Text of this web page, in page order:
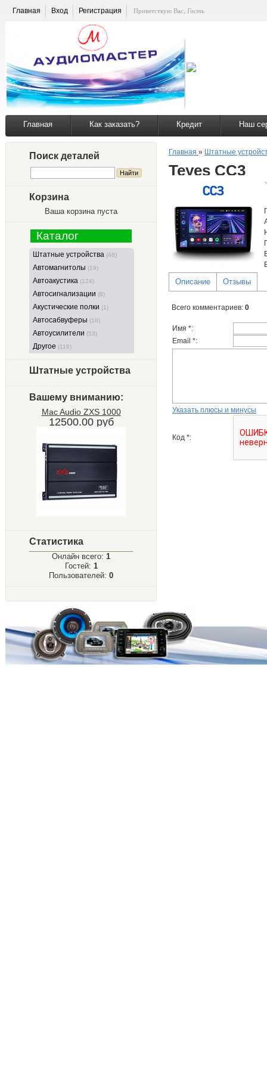
Главная Вход Регистрация Приветствую Вас Гость
Главная Как заказать? Кредит Наш
Поиск деталей
Корзина
Ваша корзина пуста
Каталог
Штатные устройства (48)
Автомагнитолы (19)
Автоакустика (124)
Автосигнализации (8)
Акустические полки (1)
Автосабвуферы (18)
Автоусилители (53)
Другое (116)
Штатные устройства
Вашему вниманию:
Mac Audio ZXS 1000
12500.00 руб
Статистика
Онлайн всего: 1
Гостей: 1
Пользователей: 0
Главная » Штатные
Teyes CC3
Описание Отзывы
Всего комментариев: 0
Имя *:
Email *:
Указать плюсы и минусы
Код *: